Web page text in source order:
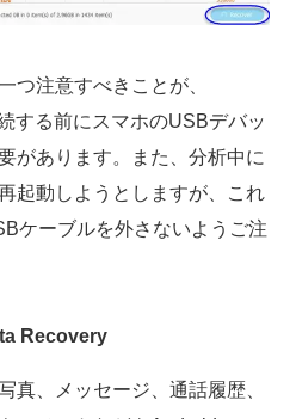
つ注意すべきことが、
する前にスマホのUSBデバッ
があります。また、分析中に
起動しようとしますが、これ
ケーブルを外さないようご注
Recovery
真、メッセージ、通話履歴、